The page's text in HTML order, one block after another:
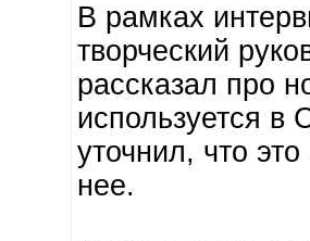
В рамках
творческий
рассказал про
используется в
уточнил, что
нее.